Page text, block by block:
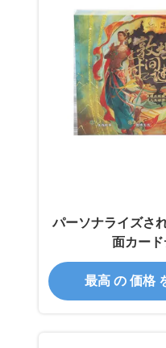
パーソナライズさ
面カー
最高 の 価格